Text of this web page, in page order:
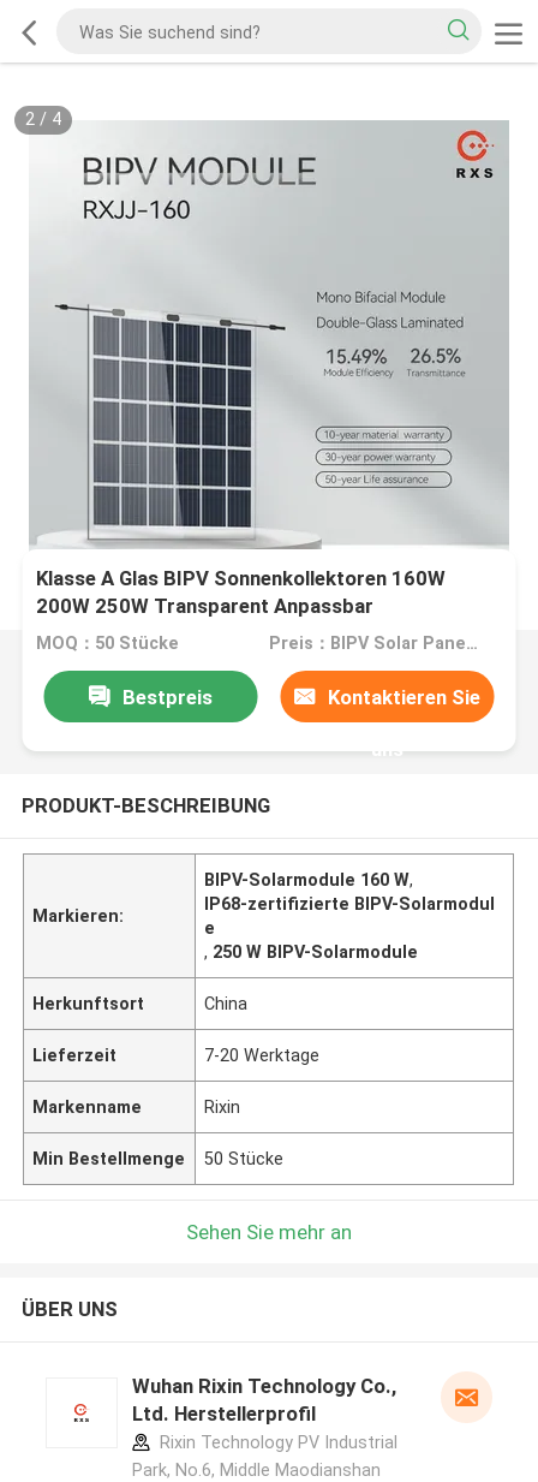
2/ 4
Klasse A Glas BIPV Sonnenkollektoren 160W
200W 250W Transparent Anpassbar
MOQ：50 Stücke Preis：BIPV Solar Panels
Bestpreis Kontaktieren Sie
uns
PRODUKT-BESCHREIBUNG
Markieren:
BIPV-Solarmodule 160 W,
IP68-zertifizierte BIPV-Solarmodul
e
, 250 W BIPV-Solarmodule
Herkunftsort China
Lieferzeit 7-20 Werktage
Markenname Rixin
Min Bestellmenge 50 Stücke
Sehen Sie mehr an
ÜBER UNS
Wuhan Rixin Technology Co.,
Ltd. Herstellerprofil
Rixin Technology PV Industrial
Park, No.6, Middle Maodianshan